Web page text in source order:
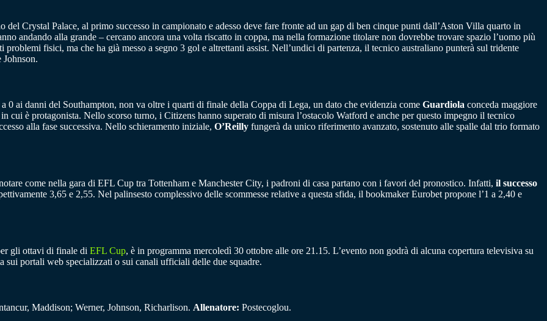
del Crystal Palace, al primo successo in campionato e adesso deve fare fronte ad un gap di ben cinque punti dall’Aston Villa quarto in
andando alla grande – cercano ancora una volta riscatto in coppa, ma nella formazione titolare non dovrebbe trovare spazio l’uomo più
fisici, ma che ha già messo a segno 3 gol e altrettanti assist. Nell’undici di partenza, il tecnico australiano punterà sul tridente
Johnson.
a 0 ai danni del Southampton, non va oltre i quarti di finale della Coppa di Lega, un dato che evidenzia come Guardiola conceda maggiore
cui è protagonista. Nello scorso turno, i Citizens hanno superato di misura l’ostacolo Watford e anche per questo impegno il tecnico
alla fase successiva. Nello schieramento iniziale, O’Reilly fungerà da unico riferimento avanzato, sostenuto alle spalle dal trio formato
come nella gara di EFL Cup tra Tottenham e Manchester City, i padroni di casa partano con i favori del pronostico. Infatti, il successo
3,65 e 2,55. Nel palinsesto complessivo delle scommesse relative a questa sfida, il bookmaker Eurobet propone l’1 a 2,40 e
gli ottavi di finale di EFL Cup, è in programma mercoledì 30 ottobre alle ore 21.15. L’evento non godrà di alcuna copertura televisiva su
sui portali web specializzati o sui canali ufficiali delle due squadre.
Maddison; Werner, Johnson, Richarlison. Allenatore: Postecoglou.